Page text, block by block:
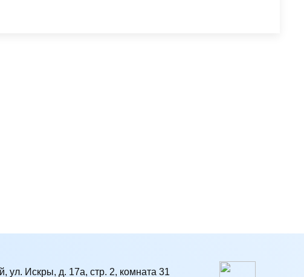
ул. Искры, д. 17а, стр. 2, комната 31